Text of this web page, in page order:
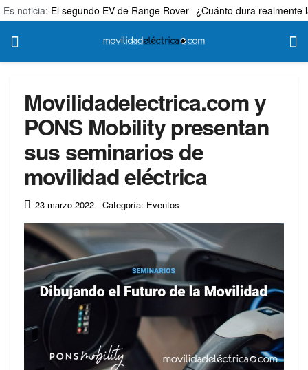
Es noticia: El segundo EV de Range Rover ¿Cuánto dura realmente
Movilidadelectrica.com y
PONS Mobility presentan
sus seminarios de
movilidad eléctrica
23 marzo 2022 - Categoría: Eventos